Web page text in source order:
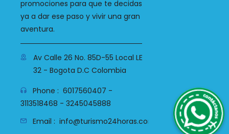
promociones para que te decidas
ya a dar ese paso y vivir una gran
aventura.
Av Calle 26 No. 85D-55 Local LE
32 - Bogota D.C Colombia
Phone : 6017560407 -
3113518468 - 3245045888
Email : info@turismo24horas.com.co
WhatsApp